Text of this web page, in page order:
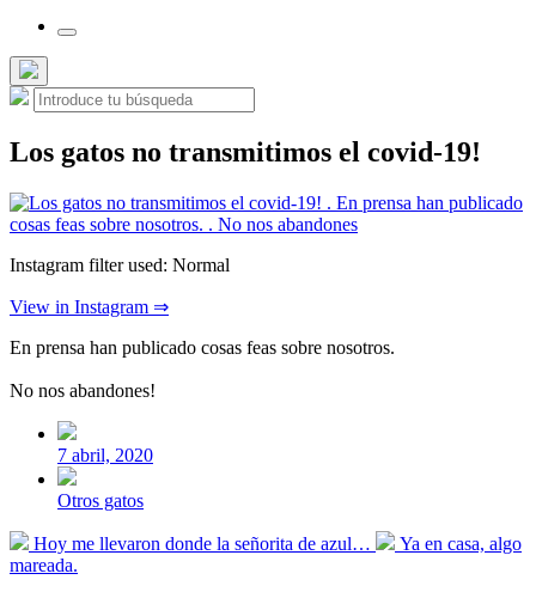
Alternar
de
búsqueda
Ocultar
la
superpuesta
Buscar: Buscar
Los gatos no transmitimos el covid-19!
Instagram filter used: Normal
View in Instagram ⇒
En prensa han publicado cosas feas sobre nosotros.
No nos abandones!
Fecha
publicación
7 abril, 2020
Publicada
Otros gatos
Entrada
anterior:
Hoy me llevaron donde la señorita de azul…
Entrada
Ya en casa, algo
mareada.